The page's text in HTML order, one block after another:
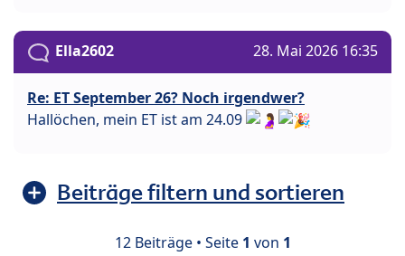
Ella2602 28. Mai 2026 16:35
Re: ET September 26? Noch irgendwer?
Hallöchen, mein ET ist am 24.09
Beiträge filtern und sortieren
12 Beiträge • Seite 1 von 1